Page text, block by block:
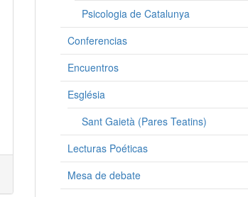
Psicologia de Catalunya
Conferencias
Encuentros
Església
Sant Gaietà (Pares Teatins)
Lecturas Poéticas
Mesa de debate